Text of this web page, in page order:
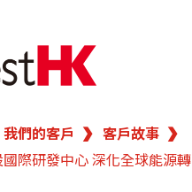
商優勢
我們的客戶
客戶故事
際研發中心 深化全球能源轉